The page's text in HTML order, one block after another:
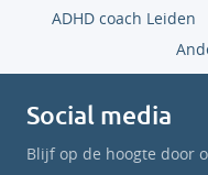
ADHD coach Leiden
Social media
Blijf op de hoogte door